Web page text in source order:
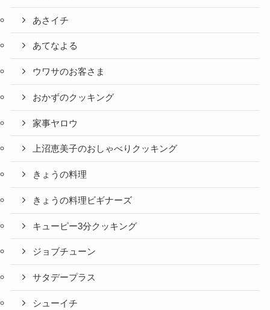
あさイチ
あてなよる
ウワサのお客さま
おかずのクッキング
家事ヤロウ
上沼恵美子のおしゃべりクッキング
きょうの料理
きょうの料理ビギナーズ
キューピー3分クッキング
ジョブチューン
サタデープラス
シューイチ